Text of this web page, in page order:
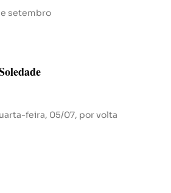
setembro
feira, 05/07, por volta